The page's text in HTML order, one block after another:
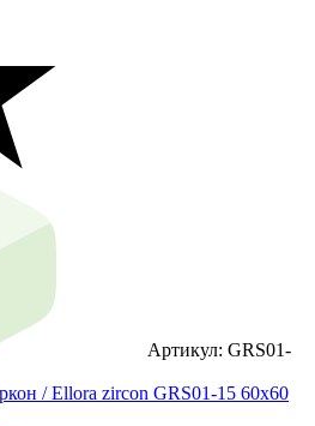
Артикул: GRS01-
/ Ellora zircon GRS01-15 60х60